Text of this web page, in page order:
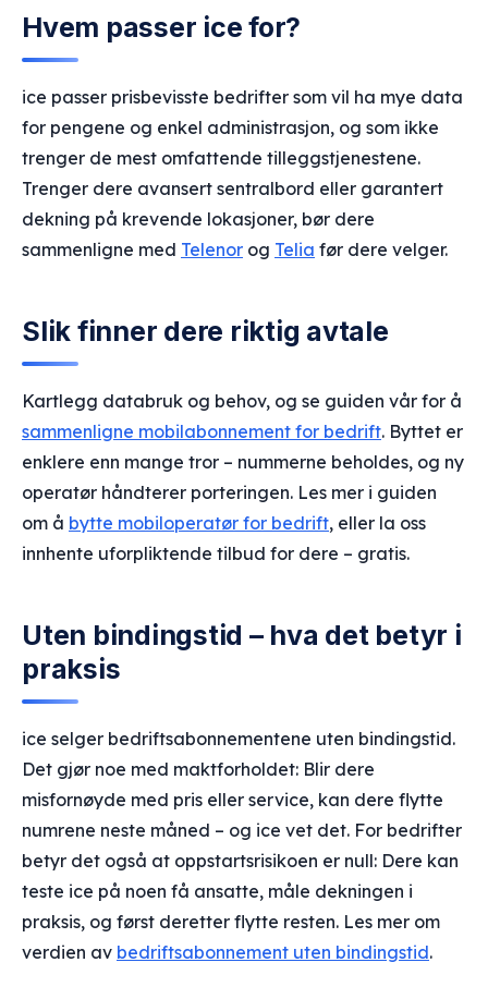
Hvem passer ice for?
ice passer prisbevisste bedrifter som vil ha mye data
for pengene og enkel administrasjon, og som ikke
trenger de mest omfattende tilleggstjenestene.
Trenger dere avansert sentralbord eller garantert
dekning på krevende lokasjoner, bør dere
sammenligne med Telenor og Telia før dere velger.
Slik finner dere riktig avtale
Kartlegg databruk og behov, og se guiden vår for å
sammenligne mobilabonnement for bedrift. Byttet er
enklere enn mange tror – nummerne beholdes, og ny
operatør håndterer porteringen. Les mer i guiden
om å bytte mobiloperatør for bedrift, eller la oss
innhente uforpliktende tilbud for dere – gratis.
Uten bindingstid – hva det betyr i
praksis
ice selger bedriftsabonnementene uten bindingstid.
Det gjør noe med maktforholdet: Blir dere
misfornøyde med pris eller service, kan dere flytte
numrene neste måned – og ice vet det. For bedrifter
betyr det også at oppstartsrisikoen er null: Dere kan
teste ice på noen få ansatte, måle dekningen i
praksis, og først deretter flytte resten. Les mer om
verdien av bedriftsabonnement uten bindingstid.